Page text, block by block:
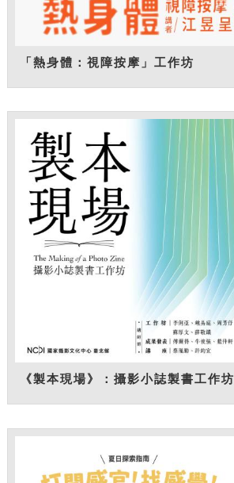
「熱身體：視障按摩」工作坊
《製本現場》：攝影小誌製書工作坊